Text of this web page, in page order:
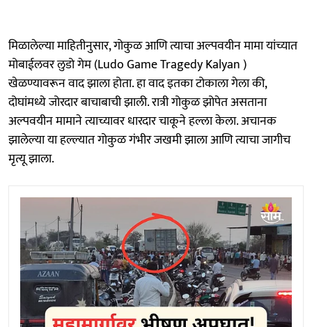
मिळालेल्या माहितीनुसार, गोकुळ आणि त्याचा अल्पवयीन मामा यांच्यात
मोबाईलवर लुडो गेम (Ludo Game Tragedy Kalyan )
खेळण्यावरून वाद झाला होता. हा वाद इतका टोकाला गेला की,
दोघांमध्ये जोरदार बाचाबाची झाली. रात्री गोकुळ झोपेत असताना
अल्पवयीन मामाने त्याच्यावर धारदार चाकूने हल्ला केला. अचानक
झालेल्या या हल्ल्यात गोकुळ गंभीर जखमी झाला आणि त्याचा जागीच
मृत्यू झाला.